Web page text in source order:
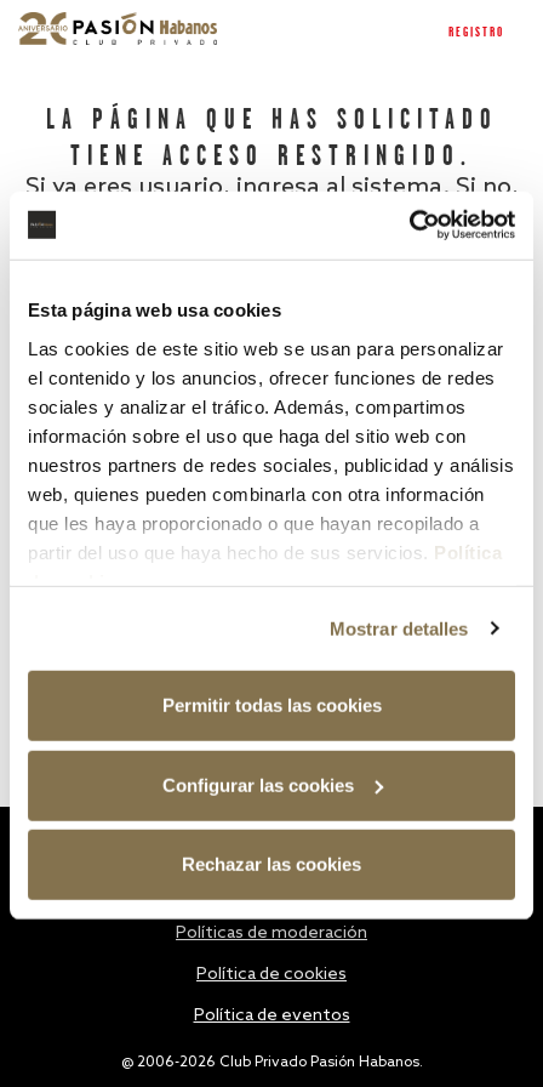
Esta página web usa cookies
Las cookies de este sitio web se usan para personalizar
el contenido y los anuncios, ofrecer funciones de redes
sociales y analizar el tráfico. Además, compartimos
información sobre el uso que haga del sitio web con
nuestros partners de redes sociales, publicidad y análisis
web, quienes pueden combinarla con otra información
que les haya proporcionado o que hayan recopilado a
partir del uso que haya hecho de sus servicios. Política
Mostrar detalles
Permitir todas las cookies
Configurar las cookies
Rechazar las cookies
REGISTRO
LA PÁGINA QUE HAS SOLICITADO
TIENE ACCESO RESTRINGIDO.
Si ya eres usuario, ingresa al sistema. Si no,
¿Has olvidado tu contraseña?
@ 2006-2026 Club Privado Pasión Habanos.
Políticas de moderación
Política de cookies
Política de eventos